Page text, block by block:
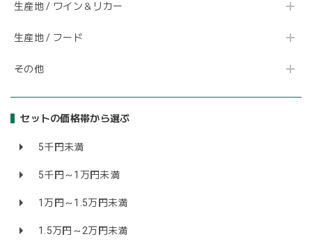
生産地 / ワイン＆リカー
生産地 / フード
その他
セットの価格帯から選ぶ
5千円未満
5千円～1万円未満
1万円～1.5万円未満
1.5万円～2万円未満